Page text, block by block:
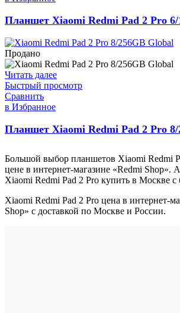
Планшет Xiaomi Redmi Pad 2 Pro 6/
Продано
Читать далее
Быстрый просмотр
Сравнить
в Избранное
Планшет Xiaomi Redmi Pad 2 Pro 8/
Большой выбор планшетов Xiaomi Redmi
цене в интернет-магазине «Redmi Shop».
Xiaomi Redmi Pad 2 Pro купить в Москве с
Xiaomi Redmi Pad 2 Pro цена в интернет-
Shop» с доставкой по Москве и России.